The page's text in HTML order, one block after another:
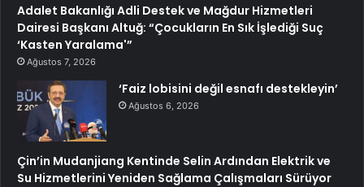
Adalet Bakanlığı Adli Destek ve Mağdur Hizmetleri
Dairesi Başkanı Altuğ: “Çocukların En Sık İşlediği Suç
‘Kasten Yaralama'”
Ağustos 7, 2026
‘Faiz lobisini değil esnafı destekleyin’
Ağustos 6, 2026
Çin’in Mudanjiang Kentinde Selin Ardından Elektrik ve
Su Hizmetlerini Yeniden Sağlama Çalışmaları Sürüyor